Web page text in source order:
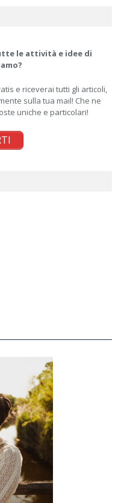
le attività e idee di
e riceverai tutti gli articoli,
sulla tua mail! Che ne
uniche e particolari!